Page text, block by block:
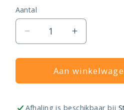
Aantal
Aantal
verlagen
voor
Könighaus
infraroodpaneel,
Aantal
verhogen
voor
Könighaus
Aan
Afhaling is beschikbaar bij